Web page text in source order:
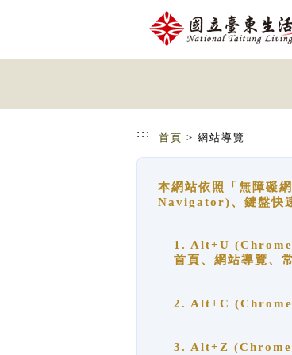
::: 首頁 > 網站導覽
本網站依照「無障礙
Navigator)、鍵盤快
1. Alt+U
首頁、網站導覽、
2. Alt+C
3. Alt+Z